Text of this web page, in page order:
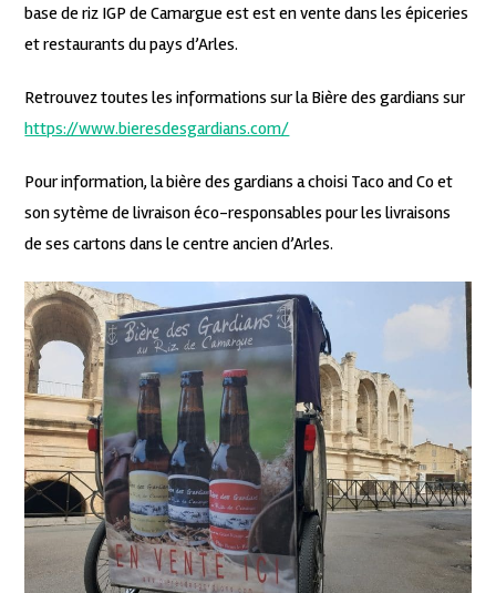
base de riz IGP de Camargue est est en vente dans les épiceries
et restaurants du pays d’Arles.
Retrouvez toutes les informations sur la Bière des gardians sur
https://www.bieresdesgardians.com/
Pour information, la bière des gardians a choisi Taco and Co et
son sytème de livraison éco-responsables pour les livraisons
de ses cartons dans le centre ancien d’Arles.